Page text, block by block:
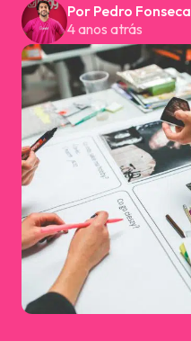
Por Pedro Fonseca
4 anos atrás